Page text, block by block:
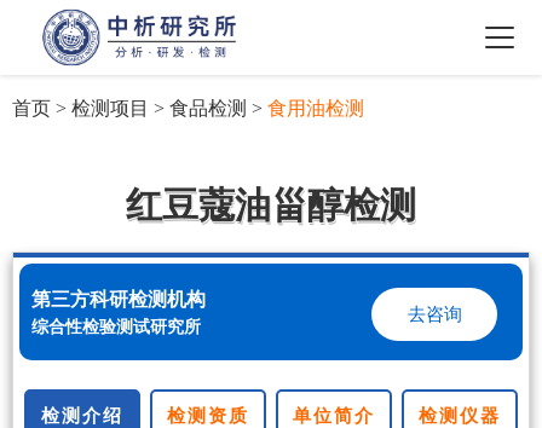
首页 > 检测项目 > 食品检测 > 食用油检测
红豆蔻油甾醇检测
第三方科研检测机构
综合性检验测试研究所
去咨询
检测介绍 检测资质 单位简介 检测仪器